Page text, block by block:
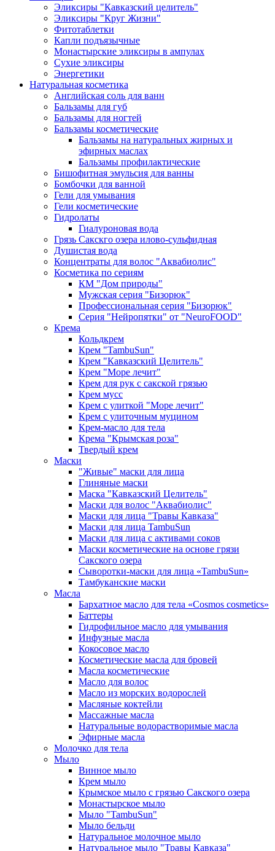
Эликсиры "Кавказский целитель"
Эликсиры "Круг Жизни"
Фитотаблетки
Капли подъязычные
Монастырские эликсиры в ампулах
Сухие эликсиры
Энергетики
Натуральная косметика
Английская соль для ванн
Бальзамы для губ
Бальзамы для ногтей
Бальзамы косметические
Бальзамы на натуральных жирных и
эфирных маслах
Бальзамы профилактические
Бишофитная эмульсия для ванны
Бомбочки для ванной
Гели для умывания
Гели косметические
Гидролаты
Гиалуроновая вода
Грязь Сакскго озера илово-сульфидная
Душистая вода
Концентраты для волос "Аквабиолис"
Косметика по сериям
КМ "Дом природы"
Мужская серия "Бизорюк"
Профессиональная серия "Бизорюк"
Серия "Нейропятки" от "NeuroFOOD"
Крема
Кольдкрем
Крем "TambuSun"
Крем "Кавказский Целитель"
Крем "Море лечит"
Крем для рук с сакской грязью
Крем мусс
Крем с улиткой "Море лечит"
Крем с улиточным муцином
Крем-масло для тела
Крема "Крымская роза"
Твердый крем
Маски
"Живые" маски для лица
Глиняные маски
Маска "Кавказский Целитель"
Маски для волос "Аквабиолис"
Маски для лица "Травы Кавказа"
Маски для лица TambuSun
Маски для лица с активами соков
Маски косметические на основе грязи
Сакского озера
Сыворотки-маски для лица «TambuSun»
Тамбуканские маски
Масла
Бархатное масло для тела «Cosmos cosmetics»
Баттеры
Гидрофильное масло для умывания
Инфузные масла
Кокосовое масло
Косметические масла для бровей
Масла косметические
Масло для волос
Масло из морских водорослей
Масляные коктейли
Массажные масла
Натуральные водорастворимые масла
Эфирные масла
Молочко для тела
Мыло
Винное мыло
Крем мыло
Крымское мыло с грязью Сакского озера
Монастырское мыло
Мыло "TambuSun"
Мыло бельди
Натуральное молочное мыло
Натуральное мыло "Травы Кавказа"